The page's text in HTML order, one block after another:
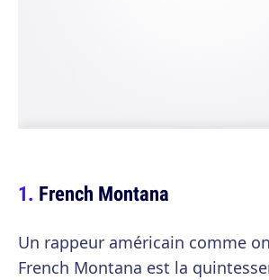
French Montana
Un rappeur américain comme
French Montana est la